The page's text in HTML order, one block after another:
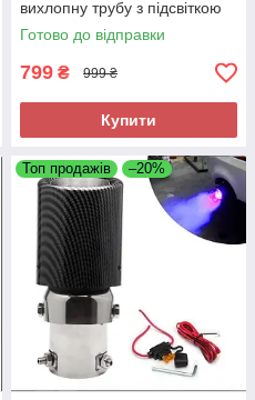
вихлопну трубу з підсвіткою
Синя Carbon Pro
Готово до відправки
799 ₴ 999 ₴
Купити
Топ продажів –20%